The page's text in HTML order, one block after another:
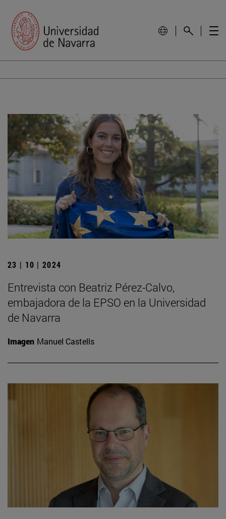
23 | 10 | 2024
Entrevista con Beatriz Pérez-Calvo,
embajadora de la EPSO en la Universidad
de Navarra
Imagen Manuel Castells